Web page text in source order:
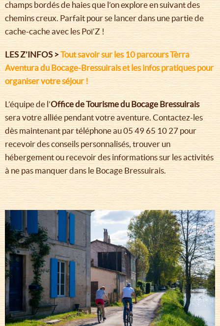
champs bordés de haies que l’on explore en suivant des
chemins creux. Parfait pour se lancer dans une partie de
cache-cache avec les Poï’Z !
LES Z’INFOS >Tout savoir sur les 10 parcours Tèrra
Aventura du Bocage-Bressuirais et les infos pratiques pour
organiser votre séjour !
L’équipe de l’Office de Tourisme du Bocage Bressuirais
sera votre alliée pendant votre aventure. Contactez-les
dès maintenant par téléphone au 05 49 65 10 27 pour
recevoir des conseils personnalisés, trouver un
hébergement ou recevoir des informations sur les activités
à ne pas manquer dans le Bocage Bressuirais.